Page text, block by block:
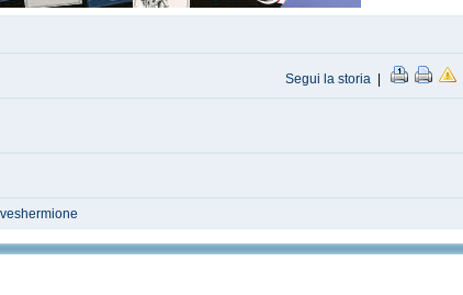
Segui la storia |